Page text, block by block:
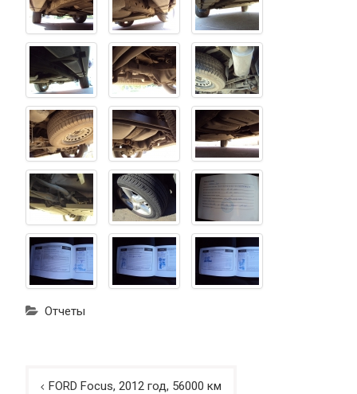
Отчеты
Навигация
FORD Focus, 2012 год, 56000 км